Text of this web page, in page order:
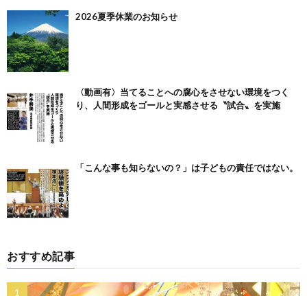
2026夏季休業のお知らせ
〈動画有〉当てることへの腐心をさせない環境をつく
り、人間形成をゴールと実感させる〝試合〟を実施
「こんな事も知らないの？」は子どもの責任ではない。
おすすめ記事